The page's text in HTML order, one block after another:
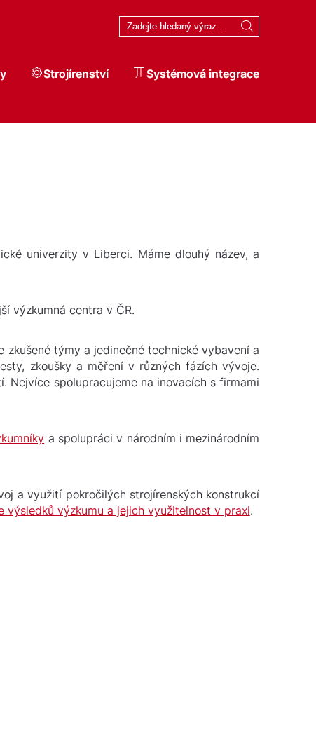
Strojírenství Systémová integrace
univerzity v Liberci. Máme dlouhý název, a
výzkumná centra v ČR.
týmy a jedinečné technické vybavení a
zkoušky a měření v různých fázích vývoje.
Nejvíce spolupracujeme na inovacích s firmami
a spolupráci v národním i mezinárodním
a využití pokročilých strojírenských konstrukcí
výsledků výzkumu a jejich využitelnost v praxi.